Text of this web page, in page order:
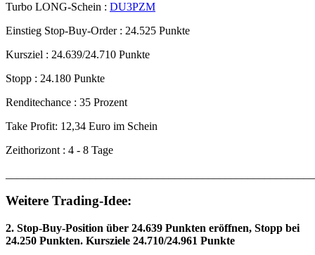
Turbo LONG-Schein : DU3PZM
Einstieg Stop-Buy-Order : 24.525 Punkte
Kursziel : 24.639/24.710 Punkte
Stopp : 24.180 Punkte
Renditechance : 35 Prozent
Take Profit: 12,34 Euro im Schein
Zeithorizont : 4 - 8 Tage
Weitere Trading-Idee:
2. Stop-Buy-Position über 24.639 Punkten eröffnen, Stopp bei
24.250 Punkten. Kursziele 24.710/24.961 Punkte